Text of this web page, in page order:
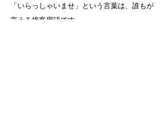
「いらっしゃいませ」という言葉は、誰もが
言える接客用語です。